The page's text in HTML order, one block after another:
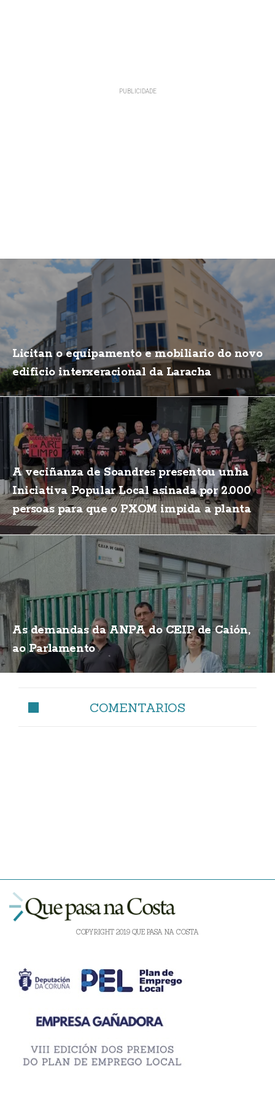
Licitan o equipamento e mobiliario do novo
edificio interxeracional da Laracha
A veciñanza de Soandres presentou unha
Iniciativa Popular Local asinada por 2.000
persoas para que o PXOM impida a planta
de biogás
As demandas da ANPA do CEIP de Caión,
ao Parlamento
COMENTARIOS
COPYRIGHT 2019 QUE PASA NA COSTA